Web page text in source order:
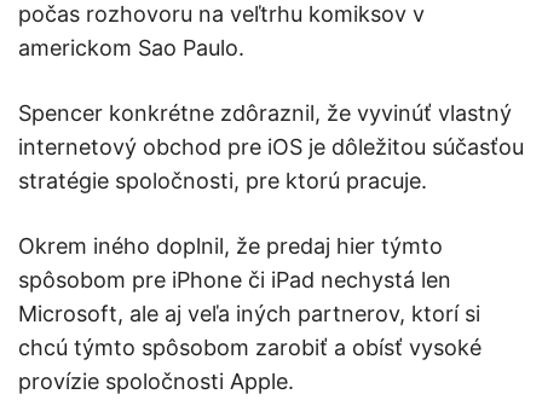
počas rozhovoru na veľtrhu komiksov v
americkom Sao Paulo.
Spencer konkrétne zdôraznil, že vyvinúť vlastný
internetový obchod pre iOS je dôležitou súčasťou
stratégie spoločnosti, pre ktorú pracuje.
Okrem iného doplnil, že predaj hier týmto
spôsobom pre iPhone či iPad nechystá len
Microsoft, ale aj veľa iných partnerov, ktorí si
chcú týmto spôsobom zarobiť a obísť vysoké
provízie spoločnosti Apple.